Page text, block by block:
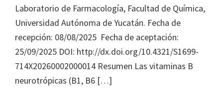
Laboratorio de Farmacología, Facultad de Química,
Universidad Autónoma de Yucatán. Fecha de
recepción: 08/08/2025 Fecha de aceptación:
25/09/2025 DOI: http://dx.doi.org/10.4321/S1699-
714X20260002000014 Resumen Las vitaminas B
neurotrópicas (B1, B6 […]